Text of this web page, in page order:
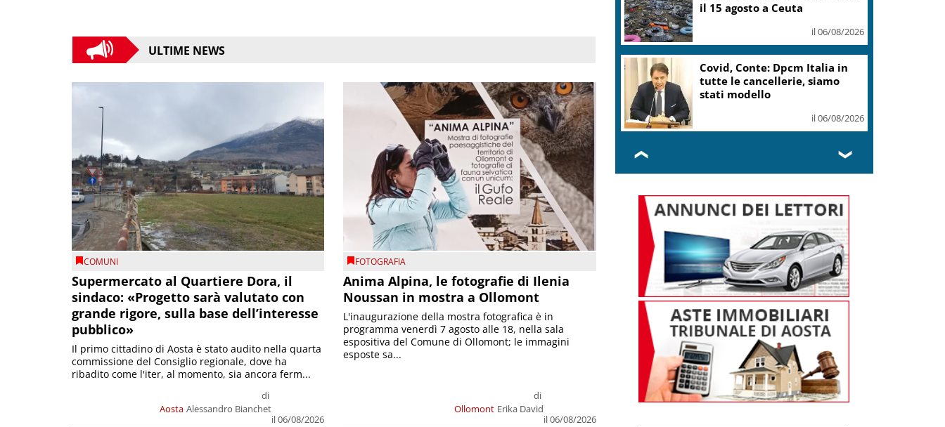
ULTIME NEWS
COMUNI
Supermercato al Quartiere Dora, il
sindaco: «Progetto sarà valutato con
grande rigore, sulla base dell’interesse
pubblico»
Aosta
di
Alessandro Bianchet
il 06/08/2026
Il primo cittadino di Aosta è stato audito nella quarta
commissione del Consiglio regionale, dove ha
ribadito come l'iter, al momento, sia ancora ferm...
FOTOGRAFIA
Anima Alpina, le fotografie di Ilenia
Noussan in mostra a Ollomont
Ollomont
di
Erika David
il 06/08/2026
L'inaugurazione della mostra fotografica è in
programma venerdì 7 agosto alle 18, nella sala
espositiva del Comune di Ollomont; le immagini
esposte sa...
illeciti, potete scavare quanto
il 06/08/2026
Twiga Porto Cervo ospita
E11EVEN con Diplo
il 06/08/2026
❮ ❯